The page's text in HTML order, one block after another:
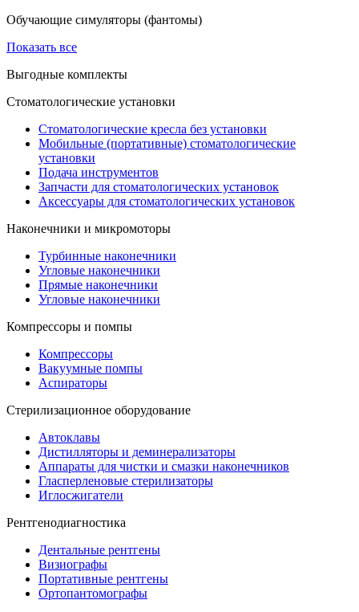
Обучающие симуляторы (фантомы)
Показать все
Выгодные комплекты
Стоматологические установки
Стоматологические кресла без установки
Мобильные (портативные) стоматологические
установки
Подача инструментов
Запчасти для стоматологических установок
Аксессуары для стоматологических установок
Наконечники и микромоторы
Турбинные наконечники
Угловые наконечники
Прямые наконечники
Угловые наконечники
Компрессоры и помпы
Компрессоры
Вакуумные помпы
Аспираторы
Стерилизационное оборудование
Автоклавы
Дистилляторы и деминерализаторы
Аппараты для чистки и смазки наконечников
Гласперленовые стерилизаторы
Иглосжигатели
Рентгенодиагностика
Дентальные рентгены
Визиографы
Портативные рентгены
Ортопантомографы